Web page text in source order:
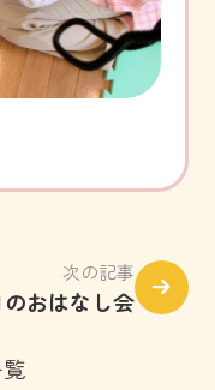
次の記事
のおはなし会